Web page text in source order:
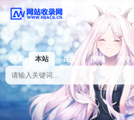
搜索 本站 百度 搜狗 360